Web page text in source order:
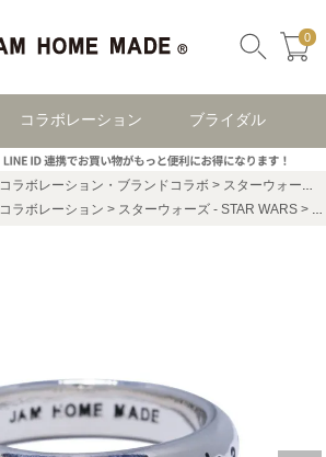
0
コラボレーション ブライダル
コラボレーション・ブランドコラボ
スターウォーズ(STAR WARS)
コラボレーション スターウォーズ - STAR WARS